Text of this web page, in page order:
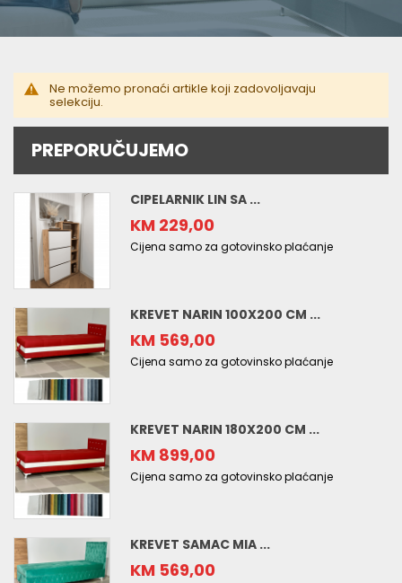
Ne možemo pronaći artikle koji zadovoljavaju
selekciju.
PREPORUČUJEMO
CIPELARNIK LIN SA ...
KM 229,00
Cijena samo za gotovinsko plaćanje
KREVET NARIN 100X200 CM ...
KM 569,00
Cijena samo za gotovinsko plaćanje
KREVET NARIN 180X200 CM ...
KM 899,00
Cijena samo za gotovinsko plaćanje
KREVET SAMAC MIA ...
KM 569,00